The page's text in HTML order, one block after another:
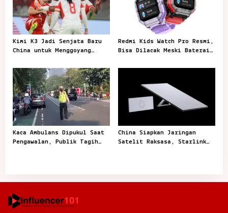
Kimi K3 Jadi Senjata Baru
China untuk Menggoyang
Redmi Kids Watch Pro Resmi,
Bisa Dilacak Meski Baterai
Kaca Ambulans Dipukul Saat
Pengawalan, Publik Tagih
China Siapkan Jaringan
Satelit Raksasa, Starlink